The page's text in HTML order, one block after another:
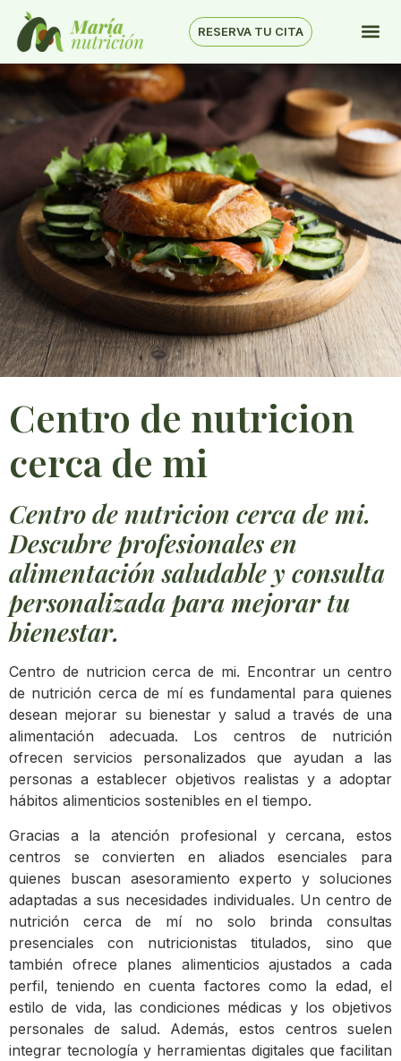
RESERVA TU CITA
Centro de nutricion
cerca de mi
Centro de nutricion cerca de mi.
Descubre profesionales en
alimentación saludable y consulta
personalizada para mejorar tu
bienestar.
Centro de nutricion cerca de mi. Encontrar un centro
de nutrición cerca de mí es fundamental para quienes
desean mejorar su bienestar y salud a través de una
alimentación adecuada. Los centros de nutrición
ofrecen servicios personalizados que ayudan a las
personas a establecer objetivos realistas y a adoptar
hábitos alimenticios sostenibles en el tiempo.
Gracias a la atención profesional y cercana, estos
centros se convierten en aliados esenciales para
quienes buscan asesoramiento experto y soluciones
adaptadas a sus necesidades individuales. Un centro de
nutrición cerca de mí no solo brinda consultas
presenciales con nutricionistas titulados, sino que
también ofrece planes alimenticios ajustados a cada
perfil, teniendo en cuenta factores como la edad, el
estilo de vida, las condiciones médicas y los objetivos
personales de salud. Además, estos centros suelen
integrar tecnología y herramientas digitales que facilitan